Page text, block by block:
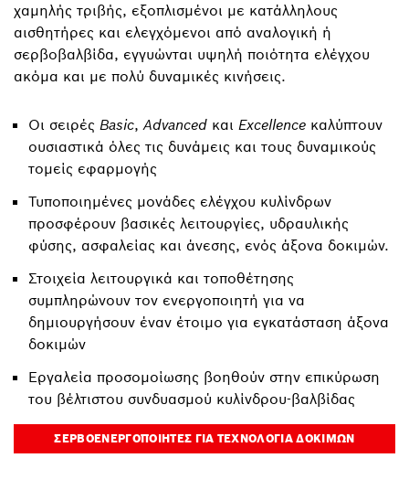
χαμηλής τριβής, εξοπλισμένοι με κατάλληλους
αισθητήρες και ελεγχόμενοι από αναλογική ή
σερβοβαλβίδα, εγγυώνται υψηλή ποιότητα ελέγχου
ακόμα και με πολύ δυναμικές κινήσεις.
Οι σειρές Basic,Advanced και Excellence καλύπτουν
ουσιαστικά όλες τις δυνάμεις και τους δυναμικούς
τομείς εφαρμογής
Τυποποιημένες μονάδες ελέγχου κυλίνδρων
προσφέρουν βασικές λειτουργίες, υδραυλικής
φύσης, ασφαλείας και άνεσης, ενός άξονα δοκιμών.
Στοιχεία λειτουργικά και τοποθέτησης
συμπληρώνουν τον ενεργοποιητή για να
δημιουργήσουν έναν έτοιμο για εγκατάσταση άξονα
δοκιμών
Εργαλεία προσομοίωσης βοηθούν στην επικύρωση
του βέλτιστου συνδυασμού κυλίνδρου-βαλβίδας
ΣΕΡΒΟΕΝΕΡΓΟΠΟΙΗΤΈΣ ΓΙΑ ΤΕΧΝΟΛΟΓΊΑ ΔΟΚΙΜΏΝ